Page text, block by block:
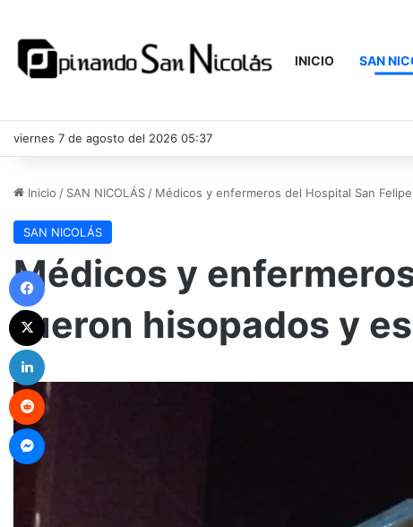
INICIO SAN
viernes 7 de agosto del 2026 05:37
Inicio / SAN NICOLÁS / Médicos y enfermeros del Hospital San
SAN NICOLÁS
Médicos y
fueron hisopados y
Facebook